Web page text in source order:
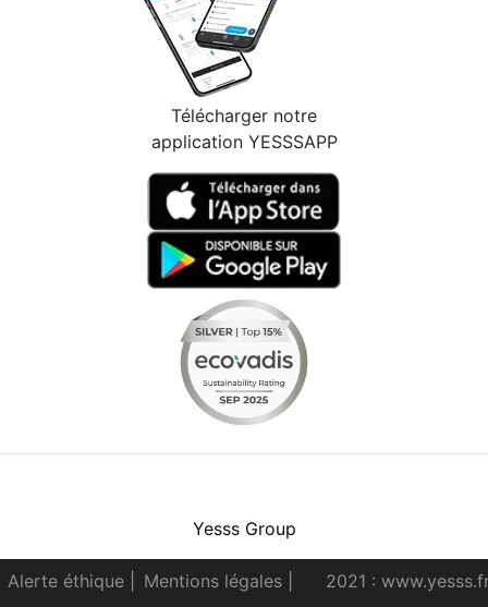
Télécharger notre
application YESSSAPP
Yesss Group
Alerte éthique Mentions légales 2021 :